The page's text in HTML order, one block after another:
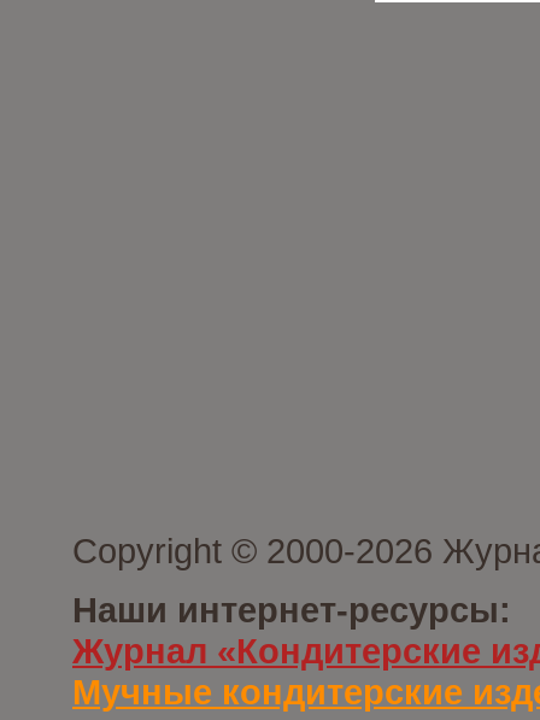
Copyright © 2000-2026
Наши интернет-ресурсы:
Журнал «Кондитерские
Мучные кондитерские